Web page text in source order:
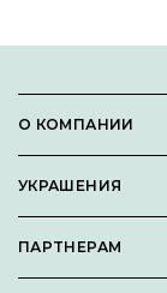
О КОМПАНИИ
Вакансии
УКРАШЕНИЯ
Кольца
ПАРТНЕРАМ